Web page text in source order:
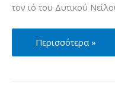
Περίοδος
2026
τον ιό του Δυτικού
Μέτρα
πρόληψης
Περισσότερα »